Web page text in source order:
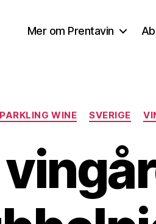
Mer om Prentavin
Kategorier
WINE SVERIGE